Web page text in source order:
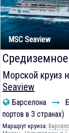
MSC Seaview
Морской круиз
Seaview
Барселона
портов в 3 странах)
Маршрут круиза: